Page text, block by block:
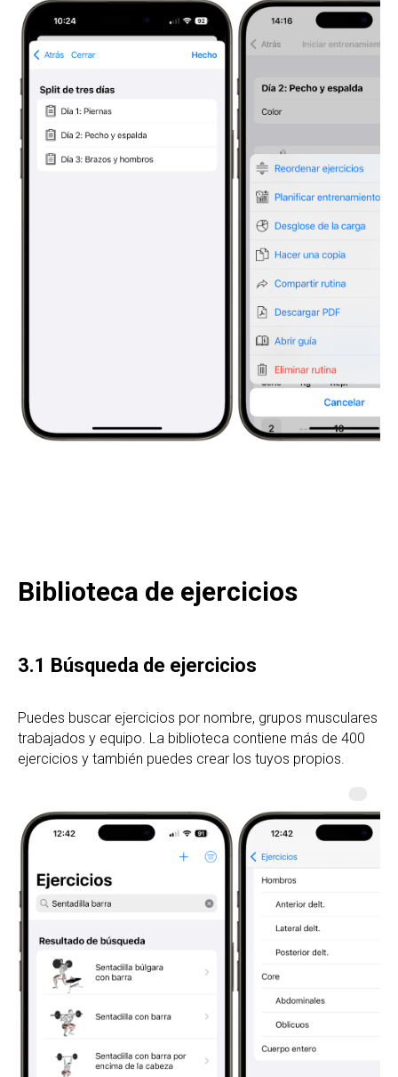
Biblioteca de ejercicios
3.1 Búsqueda de ejercicios
Puedes buscar ejercicios por nombre, grupos musculares
trabajados y equipo. La biblioteca contiene más de 400
ejercicios y también puedes crear los tuyos propios.